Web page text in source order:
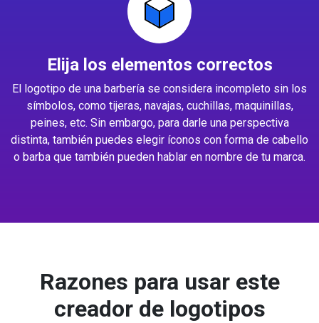
Elija los elementos correctos
El logotipo de una barbería se considera incompleto sin los
símbolos, como tijeras, navajas, cuchillas, maquinillas,
peines, etc. Sin embargo, para darle una perspectiva
distinta, también puedes elegir íconos con forma de cabello
o barba que también pueden hablar en nombre de tu marca.
Razones para usar este
creador de logotipos